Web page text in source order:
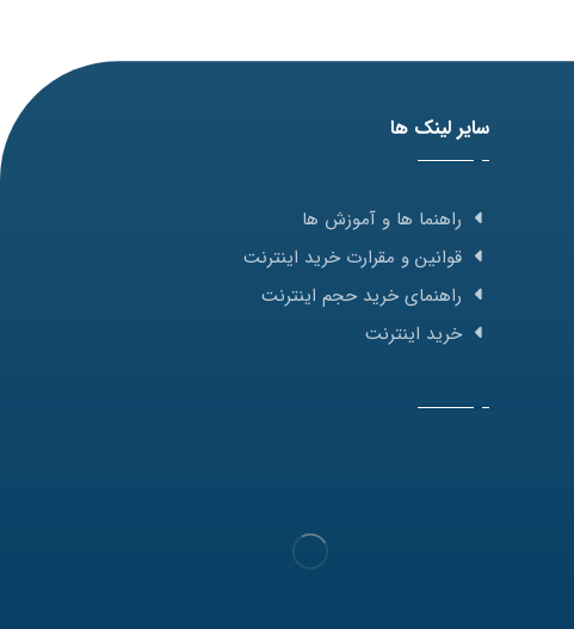
سایر لینک ها
راهنما ها و آموزش ها
قوانین و مقرارت خرید اینترنت
راهنمای خرید حجم اینترنت
خرید اینترنت